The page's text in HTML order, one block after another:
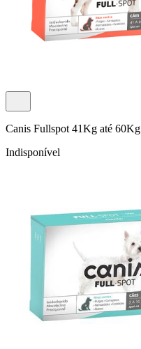
Canis Fullspot 41Kg até 60Kg
Indisponível